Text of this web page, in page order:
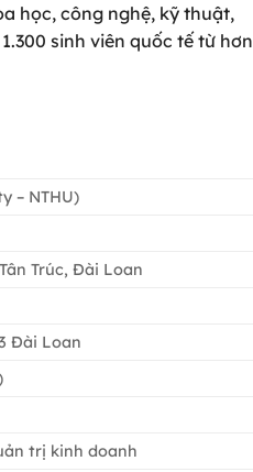
học, công nghệ, kỹ thuật,
sinh viên quốc tế từ hơn
– NTHU)
Trúc, Đài Loan
Đài Loan
trị kinh doanh